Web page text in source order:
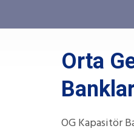
Orta
OG Kapasitör